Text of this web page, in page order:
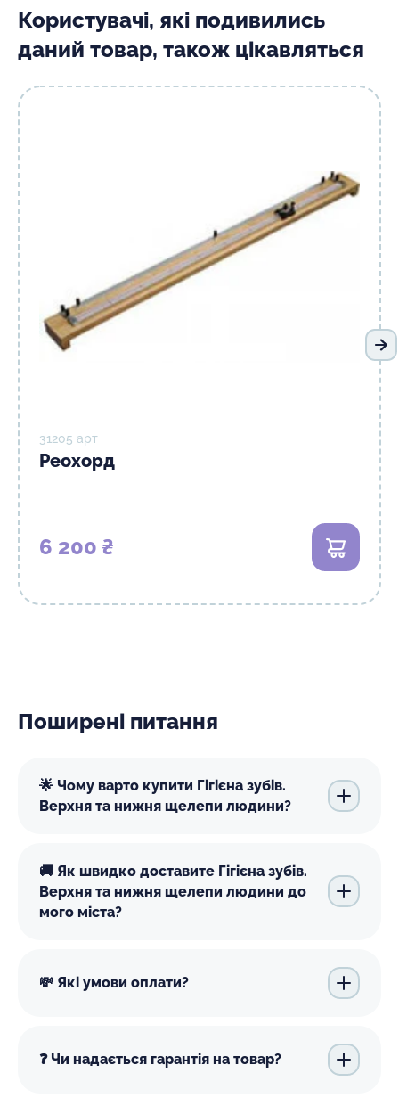
Користувачі, які подивились
даний товар, також цікавляться
31205 арт
Реохорд
6 200 ₴ В кошик
Поширені питання
🌟 Чому варто купити Гігієна зубів.
Верхня та нижня щелепи людини?
🚚 Як швидко доставите Гігієна зубів.
Верхня та нижня щелепи людини до
мого міста?
💸 Які умови оплати?
❓ Чи надається гарантія на товар?